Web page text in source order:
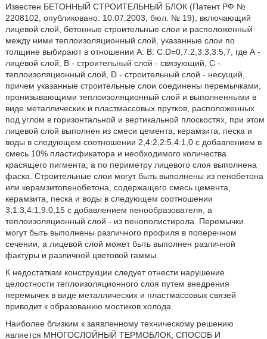
Известен БЕТОННЫЙ СТРОИТЕЛЬНЫЙ БЛОК (Патент РФ №
2208102, опубликовано: 10.07.2003, бюл. № 19), включающий
лицевой слой, бетонные строительные слои и расположенный
между ними теплоизоляционный слой, указанные слои по
толщине выбирают в отношении А: В: С:D=0,7:2,3:3,3:5,7, где А -
лицевой слой, В - строительный слой - связующий, С -
теплоизоляционный слой, D - строительный слой - несущий,
причем указанные строительные слои соединены перемычками,
пронизывающими теплоизоляционный слой и выполненными в
виде металлических и пластмассовых прутков, расположенных
под углом в горизонтальной и вертикальной плоскостях, при этом
лицевой слой выполнен из смеси цемента, керамзита, песка и
воды в следующем соотношении 2,4:2,2:5,4:1,0 с добавлением в
смесь 10% пластификатора и необходимого количества
красящего пигмента, а по периметру лицевого слоя выполнена
фаска. Строительные слои могут быть выполнены из пенобетона
или керамзитопенобетона, содержащего смесь цемента,
керамзита, песка и воды в следующем соотношении
3,1:3,4:1,9:0,15 с добавлением пенообразователя, а
теплоизоляционный слой - из пенополистирола. Перемычки
могут быть выполнены различного профиля в поперечном
сечении, а лицевой слой может быть выполнен различной
фактуры и различной цветовой гаммы.
К недостаткам конструкции следует отнести нарушение
целостности теплоизоляционного слоя путем внедрения
перемычек в виде металлических и пластмассовых связей
приводит к образованию мостиков холода.
Наиболее близким к заявленному техническому решению
является МНОГОСЛОЙНЫЙ ТЕРМОБЛОК, СПОСОБ И